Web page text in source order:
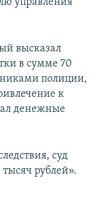
высказал
в сумме 70
полиции,
к
денежные
суд
рублей».